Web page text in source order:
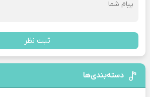
ثبت نظر
دسته‌بندی‌ها